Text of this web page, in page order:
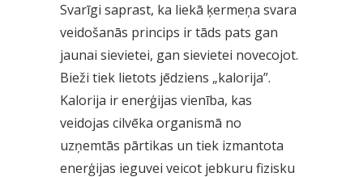
Svarīgi saprast, ka liekā ķermeņa svara
veidošanās princips ir tāds pats gan
jaunai sievietei, gan sievietei novecojot.
Bieži tiek lietots jēdziens „kalorija”.
Kalorija ir enerģijas vienība, kas
veidojas cilvēka organismā no
uzņemtās pārtikas un tiek izmantota
enerģijas ieguvei veicot jebkuru fizisku